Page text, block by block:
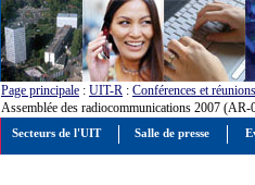
Page principale : UIT-R : Conférences et réunions
Assemblée des radiocommunications 2007 (AR-
Secteurs de l'UIT Salle de presse